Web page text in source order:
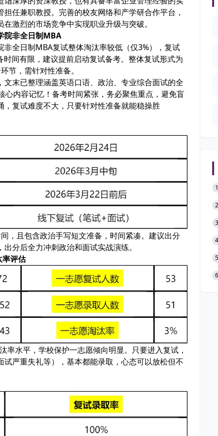
任兼职教授。完善的校友网络和产学研合作平台，
激烈的市场竞争中实现职业升级与突破。
院非全日制MBA
非全日制MBA复试整体淘汰率较低 （仅3%），复试
时间有限，建议提前启动复试备考。整体复试形式为
节，需针对性准备。
文末已整理涵盖英语口语、政治、专业综合面试的全
心内容记忆 ！备考时间紧张，务必聚焦重点，避免盲
，复试难度不大，只要针对性准备就能稳操胜
，且包含政治手写短文准备，时间紧凑。建议出分
分后全力冲刺政治和面试实战演练。
评估
率水平，学校保护一志愿倾向明显。只要进入复试，
严重失礼等），基本都能录取，心态可以放松但不